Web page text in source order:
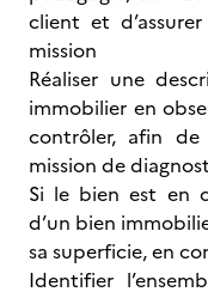
client et
mission
Réaliser une
immobilier en
contrôler, afin
mission de
Si le bien est en
d’un bien
sa superficie, en
Identifier